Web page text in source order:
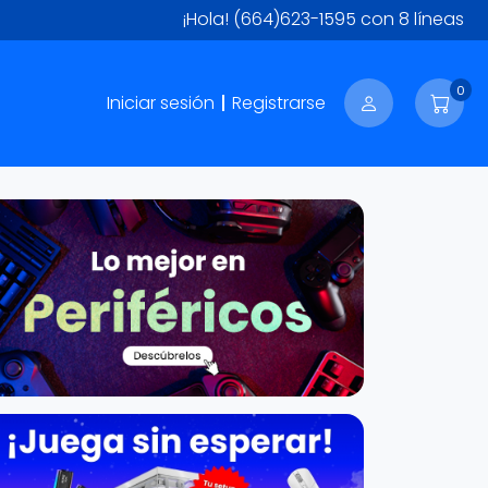
¡Hola! (664)623-1595 con 8 líneas
Iniciar sesión Registrarse
0